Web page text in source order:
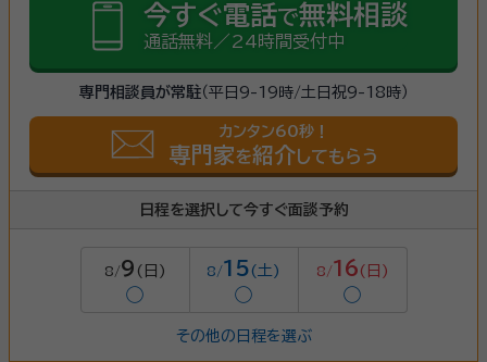
今すぐ電話で無料相談
通話無料／24時間受付中
専門相談員が常駐（平日9-19時/土日祝9-18時）
カンタン60秒！
専門家を紹介 してもらう
日程を選択して今すぐ面談予約
8/9 (日)
◯
8/15(土)
◯
8/16 (日)
◯
その他の日程を選ぶ